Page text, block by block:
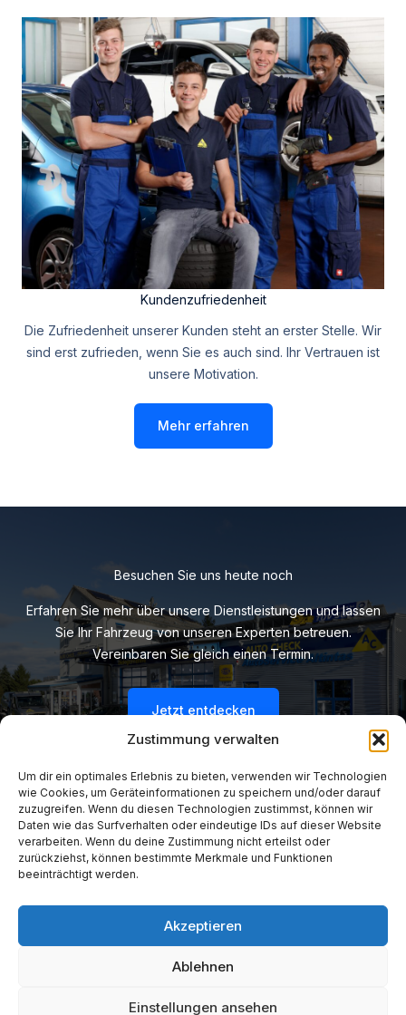
Zustimmung verwalten
Um dir ein optimales Erlebnis zu bieten, verwenden wir Technologien
wie Cookies, um Geräteinformationen zu speichern und/oder darauf
zuzugreifen. Wenn du diesen Technologien zustimmst, können wir
Daten wie das Surfverhalten oder eindeutige IDs auf dieser Website
verarbeiten. Wenn du deine Zustimmung nicht erteilst oder
zurückziehst, können bestimmte Merkmale und Funktionen
beeinträchtigt werden.
Akzeptieren
Ablehnen
Einstellungen ansehen
Kundenzufriedenheit
Die Zufriedenheit unserer Kunden steht an erster Stelle. Wir
sind erst zufrieden, wenn Sie es auch sind. Ihr Vertrauen ist
unsere Motivation.
Mehr erfahren
Besuchen Sie uns heute noch
Erfahren Sie mehr über unsere Dienstleistungen und lassen
Sie Ihr Fahrzeug von unseren Experten betreuen.
Vereinbaren Sie gleich einen Termin.
Jetzt entdecken
Datenschutzerklärung
Cookies Policy